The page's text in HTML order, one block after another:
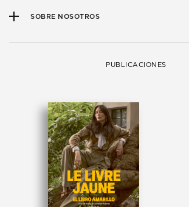
SOBRE NOSOTROS
PUBLICACIONES